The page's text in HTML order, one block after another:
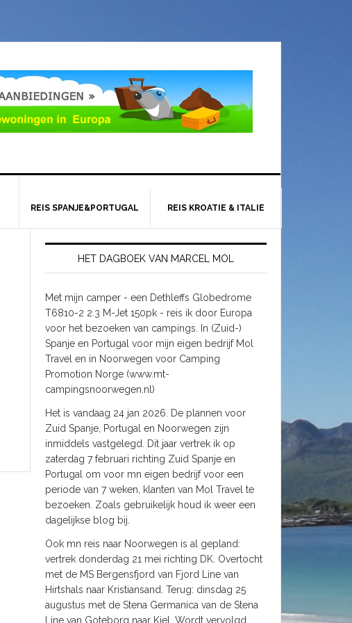
REIS SPANJE&PORTUGAL REIS KROATIE & ITALIE
HET DAGBOEK VAN MARCEL MOL
Met mijn camper - een Dethleffs Globedrome
T6810-2 2.3 M-Jet 150pk - reis ik door Europa
voor het bezoeken van campings. In (Zuid-)
Spanje en Portugal voor mijn eigen bedrijf Mol
Travel en in Noorwegen voor Camping
Promotion Norge (www.mt-
campingsnoorwegen.nl)
Het is vandaag 24 jan 2026. De plannen voor
Zuid Spanje, Portugal en Noorwegen zijn
inmiddels vastgelegd. Dit jaar vertrek ik op
zaterdag 7 februari richting Zuid Spanje en
Portugal om voor mn eigen bedrijf voor een
periode van 7 weken, klanten van Mol Travel te
bezoeken. Zoals gebruikelijk houd ik weer een
dagelijkse blog bij.
Ook mn reis naar Noorwegen is al gepland:
vertrek donderdag 21 mei richting DK. Overtocht
met de MS Bergensfjord van Fjord Line van
Hirtshals naar Kristiansand. Terug: dinsdag 25
augustus met de Stena Germanica van de Stena
Line van Goteborg naar Kiel. Wordt vervolgd.